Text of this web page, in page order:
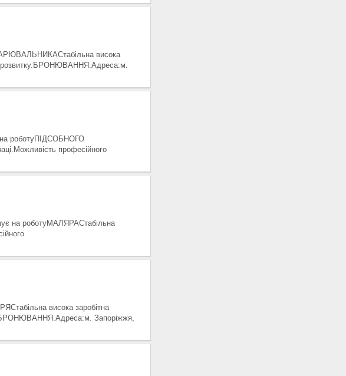
висока
розвитку.БРОНЮВАННЯ.Адреса:м.
на роботуПІДСОБНОГО
професійного
на роботуМАЛЯРАСтабільна
висока заробітна
Запоріжжя,